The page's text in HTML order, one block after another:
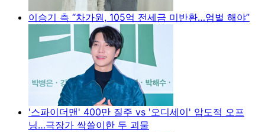
이승기 측 “차가원, 105억 전세금 미반환…엄벌 해야”
'스파이더맨' 400만 질주 vs '오디세이' 압도적 오프
닝…극장가 싹쓸이한 두 괴물